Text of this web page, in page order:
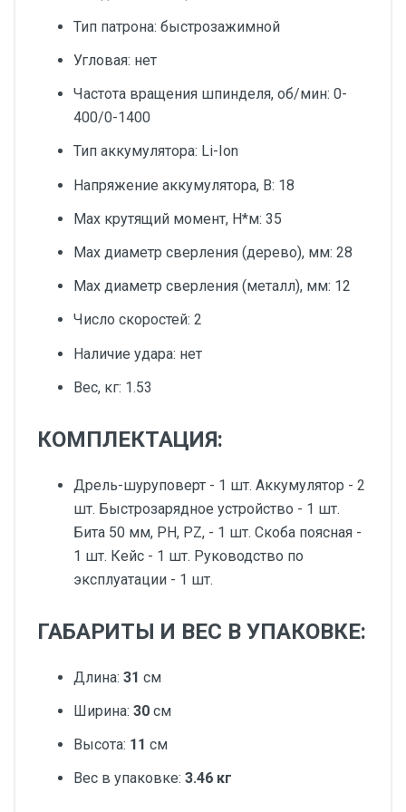
Тип патрона: быстрозажимной
Угловая: нет
Частота вращения шпинделя, об/мин: 0-
400/0-1400
Тип аккумулятора: Li-Ion
Напряжение аккумулятора, В: 18
Max крутящий момент, Н*м: 35
Мах диаметр сверления (дерево), мм: 28
Max диаметр сверления (металл), мм: 12
Число скоростей: 2
Наличие удара: нет
Вес, кг: 1.53
КОМПЛЕКТАЦИЯ:
Дрель-шуруповерт - 1 шт. Аккумулятор - 2
шт. Быстрозарядное устройство - 1 шт.
Бита 50 мм, PH, PZ, - 1 шт. Скоба поясная -
1 шт. Кейс - 1 шт. Руководство по
эксплуатации - 1 шт.
ГАБАРИТЫ И ВЕС В УПАКОВКЕ:
Длина: 31 см
Ширина: 30 см
Высота: 11 см
Вес в упаковке: 3.46 кг